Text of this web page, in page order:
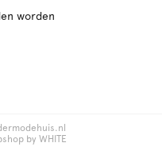
worden
by WHITE